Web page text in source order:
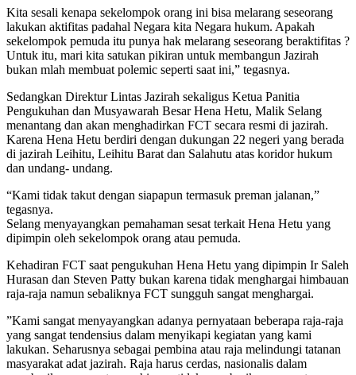
Kita sesali kenapa sekelompok orang ini bisa melarang seseorang
lakukan aktifitas padahal Negara kita Negara hukum. Apakah
sekelompok pemuda itu punya hak melarang seseorang beraktifitas ?
Untuk itu, mari kita satukan pikiran untuk membangun Jazirah
bukan mlah membuat polemic seperti saat ini,” tegasnya.
Sedangkan Direktur Lintas Jazirah sekaligus Ketua Panitia
Pengukuhan dan Musyawarah Besar Hena Hetu, Malik Selang
menantang dan akan menghadirkan FCT secara resmi di jazirah.
Karena Hena Hetu berdiri dengan dukungan 22 negeri yang berada
di jazirah Leihitu, Leihitu Barat dan Salahutu atas koridor hukum
dan undang- undang.
“Kami tidak takut dengan siapapun termasuk preman jalanan,”
tegasnya.
Selang menyayangkan pemahaman sesat terkait Hena Hetu yang
dipimpin oleh sekelompok orang atau pemuda.
Kehadiran FCT saat pengukuhan Hena Hetu yang dipimpin Ir Saleh
Hurasan dan Steven Patty bukan karena tidak menghargai himbauan
raja-raja namun sebaliknya FCT sungguh sangat menghargai.
”Kami sangat menyayangkan adanya pernyataan beberapa raja-raja
yang sangat tendensius dalam menyikapi kegiatan yang kami
lakukan. Seharusnya sebagai pembina atau raja melindungi tatanan
masyarakat adat jazirah. Raja harus cerdas, nasionalis dalam